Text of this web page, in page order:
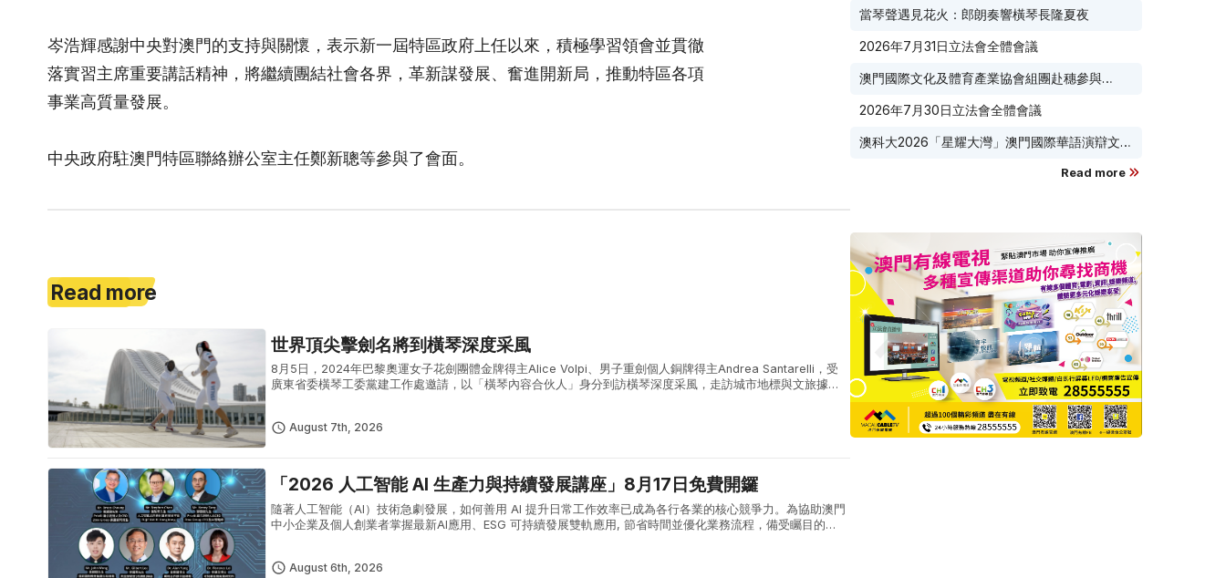
岑浩輝感謝中央對澳門的支持與關懷，表示新一屆特區政府上任以來，積極學習領會並貫徹
落實習主席重要講話精神，將繼續團結社會各界，革新謀發展、奮進開新局，推動特區各項
事業高質量發展。
中央政府駐澳門特區聯絡辦公室主任鄭新聰等參與了會面。
Read more
世界頂尖擊劍名將到橫琴深度采風
8月5日，2024年巴黎奧運女子花劍團體金牌得主Alice Volpi、男子重劍個人銅牌得主Andrea Santarelli，受
廣東省委橫琴工委黨建工作處邀請，以「橫琴內容合伙人」身分到訪橫琴深度采風，走訪城市地標與文旅據
August 7th, 2026
「2026 人工智能 AI 生產力與持續發展講座」8月17日免費開鑼
隨著人工智能（AI）技術急劇發展，如何善用 AI 提升日常工作效率已成為各行各業的核心競爭力。為協助澳門
中小企業及個人創業者掌握最新AI應用、ESG 可持續發展雙軌應用, 節省時間並優化業務流程，備受矚目的
August 6th, 2026
當琴聲遇見花火：郎朗奏響橫琴長隆夏夜
2026年7月31日立法會全體會議
澳門國際文化及體育產業協會組團赴穗參與
向葡西語市場
2026年7月30日立法會全體會議
澳科大2026「星耀大灣」澳門國際華語演辯文化
Read more